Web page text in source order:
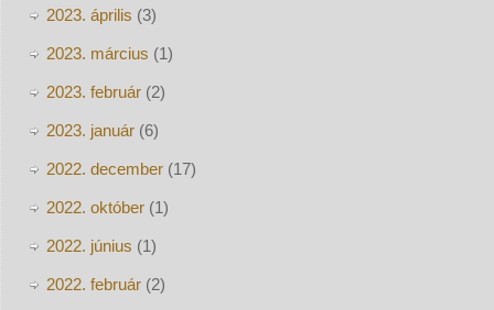
2023. április (3)
2023. március (1)
2023. február(2)
2023. január(6)
2022. december(17)
2022. október(1)
2022. június (1)
2022. február(2)